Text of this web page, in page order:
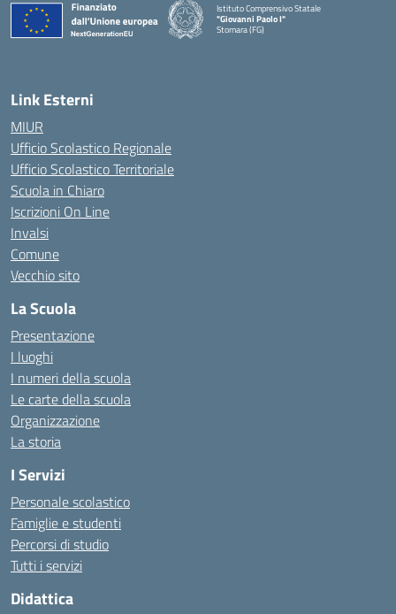
Istituto Comprensivo Statale
"Giovanni Paolo I"
Stornara (FG)
Link Esterni
MIUR
Ufficio Scolastico Regionale
Ufficio Scolastico Territoriale
Scuola in Chiaro
Iscrizioni On Line
Invalsi
Comune
Vecchio sito
La Scuola
Presentazione
I luoghi
I numeri della scuola
Le carte della scuola
Organizzazione
La storia
I Servizi
Personale scolastico
Famiglie e studenti
Percorsi di studio
Tutti i servizi
Didattica